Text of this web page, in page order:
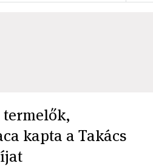
kapta a Takács